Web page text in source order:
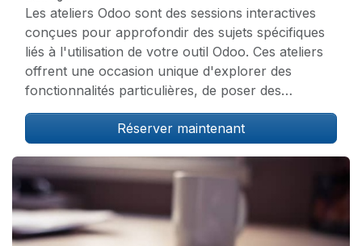
Les ateliers Odoo sont des sessions interactives
conçues pour approfondir des sujets spécifiques
liés à l'utilisation de votre outil Odoo. Ces ateliers
offrent une occasion unique d'explorer des
fonctionnalités particulières, de poser des
questions et d'obtenir des conseils pratiques pour
optimiser votre utilisation de la plateforme.
Réserver maintenant